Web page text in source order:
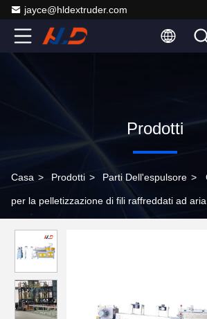
jayce@hldextruder.com
Prodotti
Casa > Prodotti > Parti Dell'espulsore >
per la pelletizzazione di fili raffreddati ad